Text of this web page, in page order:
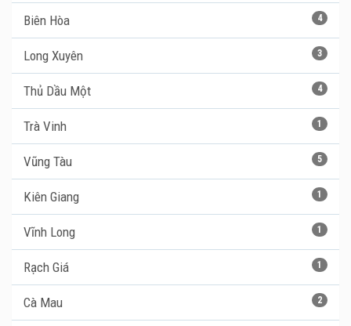
4
Biên Hòa
3
Long Xuyên
4
Thủ Dầu Một
1
Trà Vinh
5
Vũng Tàu
1
Kiên Giang
1
Vĩnh Long
1
Rạch Giá
2
Cà Mau